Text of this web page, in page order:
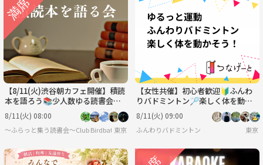
【8/11(火)渋谷朝カフェ開催】積読
本を語ろう📚少人数ゆる読書会・
読書初心者歓迎！
8/11(火) 08:00
〜ふらっと集う読書会〜Club Birdbath東京
【女性共催】初心者歓迎🔰ふんわ
りバドミントン🏸楽しく体を動か
そう！
8/11(火) 09:00
ふんわりバドミントン 東京